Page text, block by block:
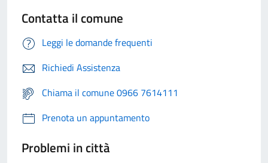
Contatta il comune
Leggi le domande frequenti
Richiedi Assistenza
Chiama il comune 0966 7614111
Prenota un appuntamento
Problemi in città